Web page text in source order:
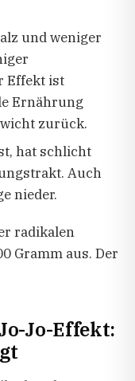
und weniger
Effekt ist
Ernährung
zurück.
hat schlicht
Auch
nieder.
radikalen
Gramm aus. Der
Jo-Effekt: